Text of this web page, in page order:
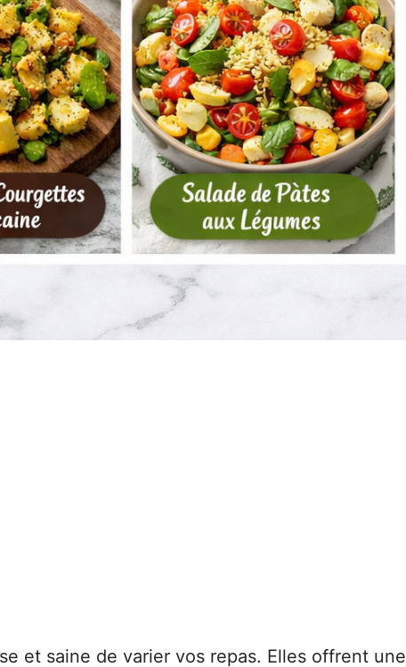
et saine de varier vos repas. Elles offrent une